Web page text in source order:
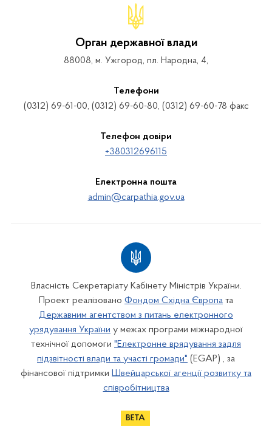
Орган державної влади
88008, м. Ужгород, пл. Народна, 4,
Телефони
(0312) 69-61-00, (0312) 69-60-80, (0312) 69-60-78 факс
Телефон довіри
+380312696115
Електронна пошта
admin@carpathia.gov.ua
Власність Секретаріату Кабінету Міністрів України.
Проект реалізовано Фондом Східна Європа та
Державним агентством з питань електронного
урядування України у межах програми міжнародної
технічної допомоги "Електронне врядування задля
підзвітності влади та участі громади" (EGAP) , за
фінансової підтримки Швейцарської агенції розвитку та
співробітництва